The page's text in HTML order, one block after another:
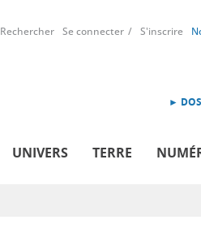
Rechercher Se connecter S'inscrire
►
UNIVERS TERRE